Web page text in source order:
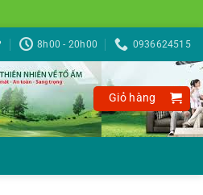
8h00 - 20h00 0936624515
Giỏ hàng